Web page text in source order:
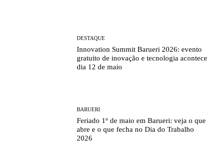
DESTAQUE
Innovation Summit Barueri 2026: evento
gratuito de inovação e tecnologia acontece
dia 12 de maio
BARUERI
Feriado 1º de maio em Barueri: veja o que
abre e o que fecha no Dia do Trabalho
2026